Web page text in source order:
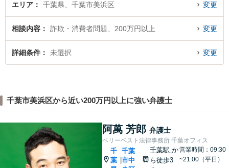
エリア 千葉県、千葉市美浜区 変更
相談内容 詐欺・消費者問題、200万円以上 変更
詳細条件 未選択 変更
千葉市美浜区から近い200万円以上に強い弁護士
阿萬 芳郎 弁護士
ベリーベスト法律事務所 千葉オフィス
千
葉 |
千葉
市中
千葉駅 か
ら徒歩3
営業時間：09:30
~21:00（平日）